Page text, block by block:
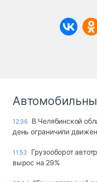
12:36 В Челябинской
день ограничили
11:53
Грузооборот
вырос на 29%